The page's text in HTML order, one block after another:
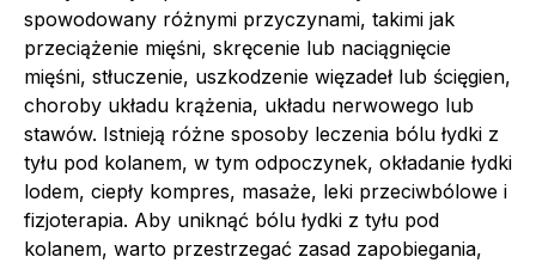
spowodowany różnymi przyczynami, takimi jak
przeciążenie mięśni, skręcenie lub naciągnięcie
mięśni, stłuczenie, uszkodzenie więzadeł lub ścięgien,
choroby układu krążenia, układu nerwowego lub
stawów. Istnieją różne sposoby leczenia bólu łydki z
tyłu pod kolanem, w tym odpoczynek, okładanie łydki
lodem, ciepły kompres, masaże, leki przeciwbólowe i
fizjoterapia. Aby uniknąć bólu łydki z tyłu pod
kolanem, warto przestrzegać zasad zapobiegania,